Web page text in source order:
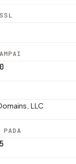
LLC
PADA